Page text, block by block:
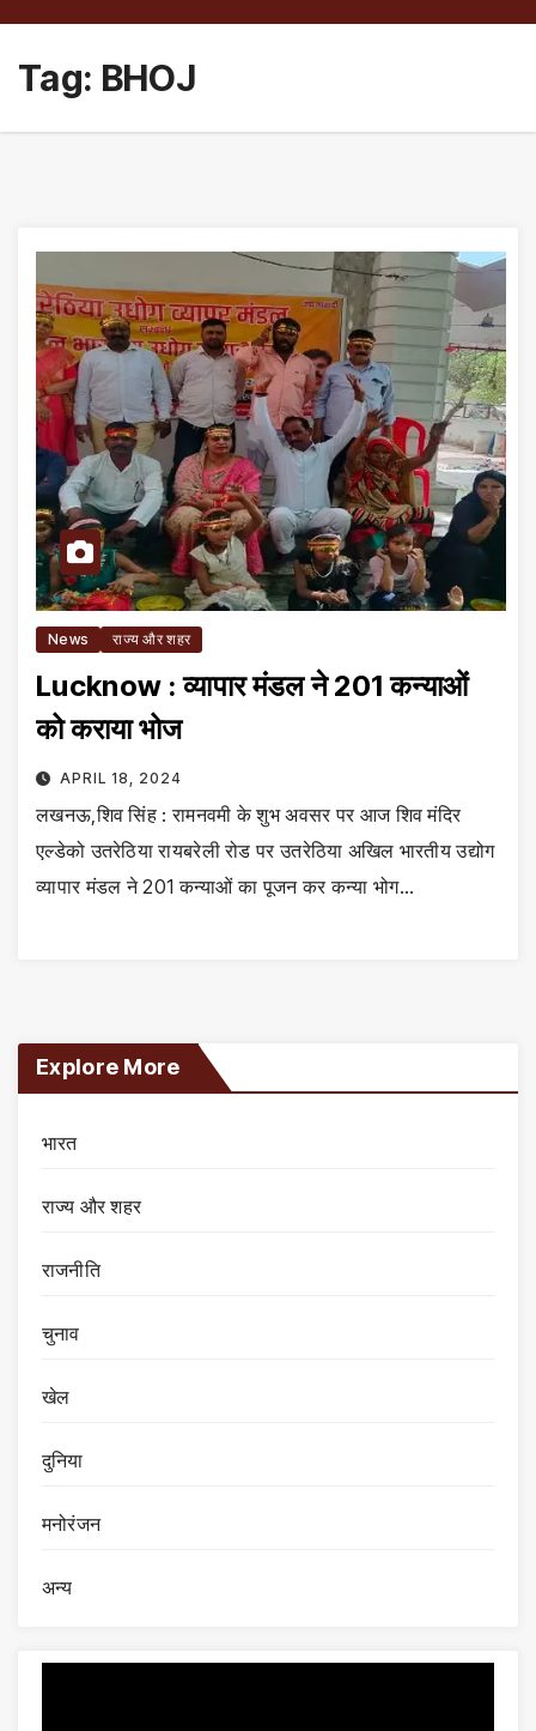
Tag: BHOJ
News राज्य और शहर
Lucknow : व्यापार मंडल ने 201 कन्याओं
को कराया भोज
APRIL 18, 2024
लखनऊ,शिव सिंह : रामनवमी के शुभ अवसर पर आज शिव मंदिर
एल्डेको उतरेठिया रायबरेली रोड पर उतरेठिया अखिल भारतीय उद्योग
व्यापार मंडल ने 201 कन्याओं का पूजन कर कन्या भोग…
Explore More
भारत
राज्य और शहर
राजनीति
चुनाव
खेल
दुनिया
मनोरंजन
अन्य